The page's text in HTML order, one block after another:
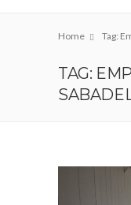
Home Tag:
TAG: